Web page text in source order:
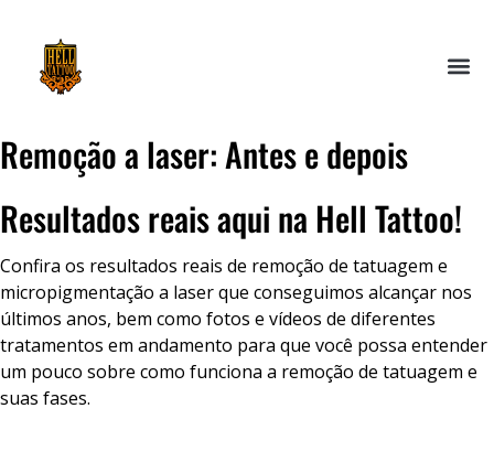
Remoção a laser: Antes e depois
Resultados reais aqui na Hell Tattoo!
Confira os resultados reais de remoção de tatuagem e
micropigmentação a laser que conseguimos alcançar nos
últimos anos, bem como fotos e vídeos de diferentes
tratamentos em andamento para que você possa entender
um pouco sobre como funciona a remoção de tatuagem e
suas fases.